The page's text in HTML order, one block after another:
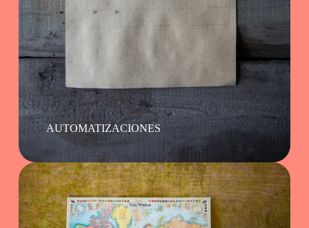
AUTOMATIZACIONES